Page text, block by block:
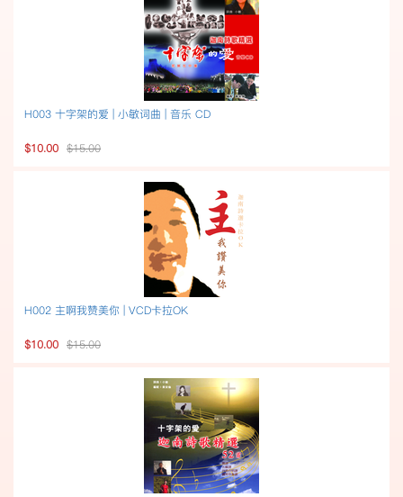
H003 十字架的爱 | 小敏词曲 | 音乐 CD
$10.00 $15.00
H002 主啊我赞美你 | VCD卡拉OK
$10.00 $15.00